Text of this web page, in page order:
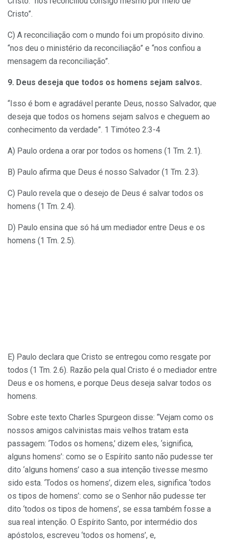
Cristo”.
C) A reconciliação com o mundo foi um propósito divino.
“nos deu o ministério da reconciliação” e “nos confiou a
mensagem da reconciliação”.
9. Deus deseja que todos os homens sejam salvos.
“Isso é bom e agradável perante Deus, nosso Salvador, que
deseja que todos os homens sejam salvos e cheguem ao
conhecimento da verdade”. 1 Timóteo 2:3-4
A) Paulo ordena a orar por todos os homens (1 Tm. 2.1).
B) Paulo afirma que Deus é nosso Salvador (1 Tm. 2.3).
C) Paulo revela que o desejo de Deus é salvar todos os
homens (1 Tm. 2.4).
D) Paulo ensina que só há um mediador entre Deus e os
homens (1 Tm. 2.5).
E) Paulo declara que Cristo se entregou como resgate por
todos (1 Tm. 2.6). Razão pela qual Cristo é o mediador entre
Deus e os homens, e porque Deus deseja salvar todos os
homens.
Sobre este texto Charles Spurgeon disse: “Vejam como os
nossos amigos calvinistas mais velhos tratam esta
passagem: ‘Todos os homens,’ dizem eles, ‘significa,
alguns homens’: como se o Espírito santo não pudesse ter
dito ‘alguns homens’ caso a sua intenção tivesse mesmo
sido esta. ‘Todos os homens’, dizem eles, significa ‘todos
os tipos de homens’: como se o Senhor não pudesse ter
dito ‘todos os tipos de homens’, se essa também fosse a
sua real intenção. O Espírito Santo, por intermédio dos
apóstolos, escreveu ‘todos os homens’, e,